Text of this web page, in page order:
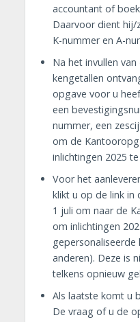
accountant of
Daarvoor dient
K-nummer en A-
Na het invullen
kengetallen
opgave voor u
een
nummer, een
om de
inlichtingen 2025
Voor het
klikt u op de link in
1 juli om naar de
om inlichtingen
anderen). Deze is
telkens opnieuw
Als laatste komt u
De vraag of u de